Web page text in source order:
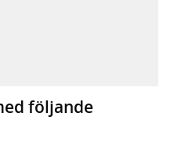
extern webbplats,
webbplats,
extern webbplats,
följande